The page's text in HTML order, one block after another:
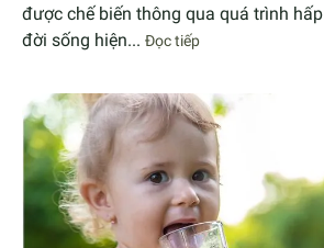
được chế biến thông qua quá trình
đời sống hiện... Đọc tiếp